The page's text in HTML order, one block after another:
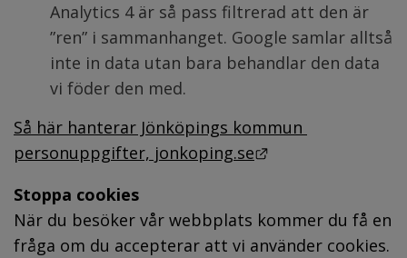
Analytics 4 är så pass filtrerad att den är
”ren” i sammanhanget. Google samlar alltså
inte in data utan bara behandlar den data
vi föder den med.
Så här hanterar Jönköpings kommun
personuppgifter, jonkoping.se
Länk till annan
Stoppa cookies
När du besöker vår webbplats kommer du få en
fråga om du accepterar att vi använder cookies.